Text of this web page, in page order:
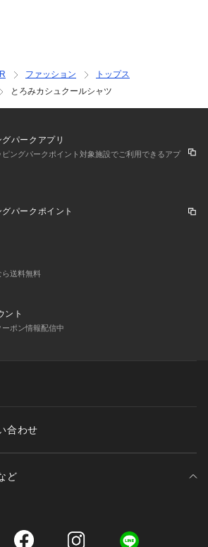
が1枚1枚異なります。汗や雨等で濡れた
ご注意ください。
や引っかかりにご注意ください。
ため、サイズ表はあくまで目安となりま
ファッション
トップス
とろみカシュクールシャツ
パークアプリ
ングパークポイント対象施設でご利用できるアプ
パークポイント
ら送料無料
ント
ポン情報配信中
合わせ
ど